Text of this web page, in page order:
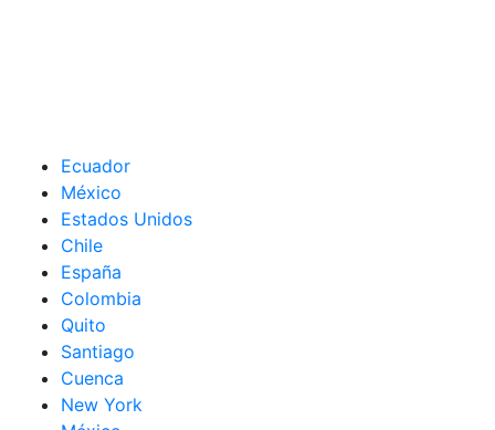
Ecuador
México
Estados Unidos
Chile
España
Colombia
Quito
Santiago
Cuenca
New York